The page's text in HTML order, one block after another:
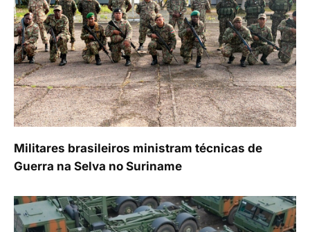
Militares brasileiros ministram técnicas de
Guerra na Selva no Suriname